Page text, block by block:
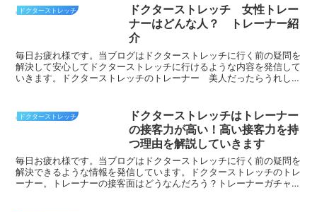
ドクターストレッチ
ドクターストレッチ 女性トレー
ナーはどんな人？ トレーナー紹
介
毎日お疲れ様です。当ブログはドクターストレッチに行く前の疑問を
解決して安心してドクターストレッチに行けるような内容を発信して
いきます。ドクターストレッチのトレーナー 美人だったらうれしい
ドクターストレッチ
ドクターストレッチはトレーナー
の接客力が高い！高い接客力を持
つ理由を解説していきます
毎日お疲れ様です。当ブログはドクターストレッチに行く前の疑問を
解決できるような情報を発信しています。ドクターストレッチのトレ
ーナー。トレーナーの接客面はどうなんだろう？トレーナーガチャと